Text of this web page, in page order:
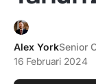
Alex YorkSenior
16 Februari 2024